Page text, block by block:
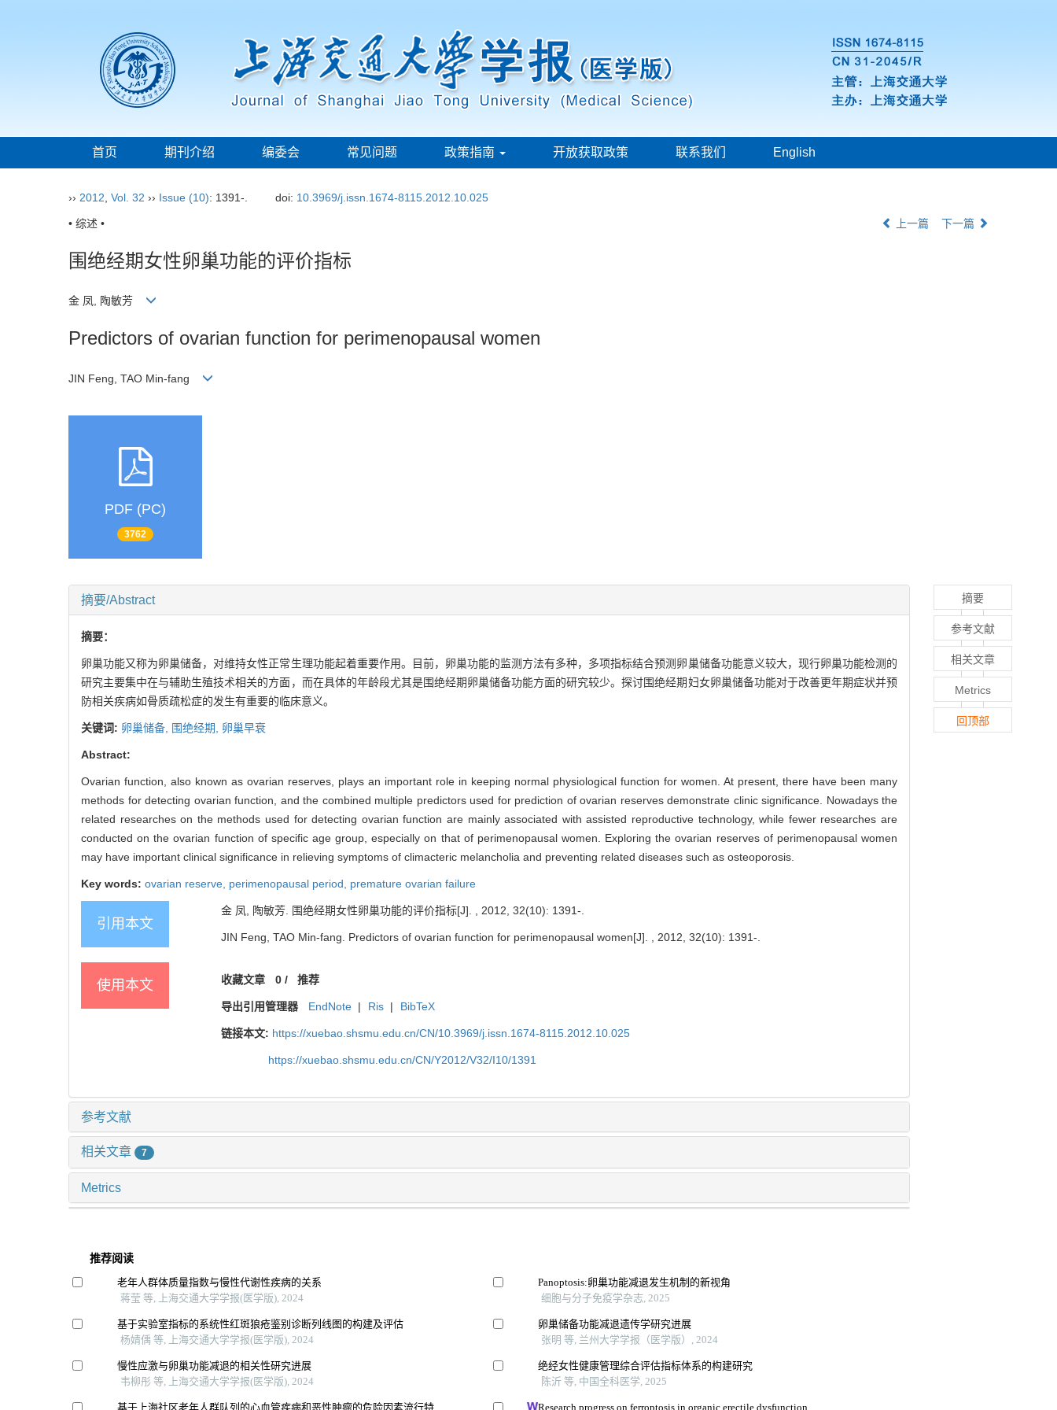
首页 期刊介绍 编委会 常见问题 政策指南 开放获取政策 联系我们 English
›› 2012 Vol. 32 ›› Issue (10): 1391-. doi: 10.3969/j.issn.1674-8115.2012.10.025
• 综述 • 上一篇 下一篇
围绝经期女性卵巢功能的评价指标
金 凤, 陶敏芳
Predictors of ovarian function for perimenopausal women
JIN Feng, TAO Min-fang
PDF (PC)
3762
摘要/Abstract
摘要：
卵巢功能又称为卵巢储备，对维持女性正常生理功能起着重要作用。目前，卵巢功能的监测方法有多种，多项指标结合预测卵巢储备功能意义较大，现行卵巢功能检测的
研究主要集中在与辅助生殖技术相关的方面，而在具体的年龄段尤其是围绝经期卵巢储备功能方面的研究较少。探讨围绝经期妇女卵巢储备功能对于改善更年期症状并预
防相关疾病如骨质疏松症的发生有重要的临床意义。
关键词: 卵巢储备, 围绝经期, 卵巢早衰
Abstract:
Ovarian function, also known as ovarian reserves, plays an important role in keeping normal physiological function for women. At present, there have been many
methods for detecting ovarian function, and the combined multiple predictors used for prediction of ovarian reserves demonstrate clinic significance. Nowadays the
related researches on the methods used for detecting ovarian function are mainly associated with assisted reproductive technology, while fewer researches are
conducted on the ovarian function of specific age group, especially on that of perimenopausal women. Exploring the ovarian reserves of perimenopausal women
may have important clinical significance in relieving symptoms of climacteric melancholia and preventing related diseases such as osteoporosis.
Key words: ovarian reserve, perimenopausal period, premature ovarian failure
引用本文
金 凤, 陶敏芳. 围绝经期女性卵巢功能的评价指标[J]. , 2012, 32(10): 1391-.
JIN Feng, TAO Min-fang. Predictors of ovarian function for perimenopausal women[J]. , 2012, 32(10): 1391-.
使用本文 收藏文章 0/ 推荐
导出引用管理器 EndNote | Ris | BibTeX
链接本文: https://xuebao.shsmu.edu.cn/CN/10.3969/j.issn.1674-8115.2012.10.025
https://xuebao.shsmu.edu.cn/CN/Y2012/V32/I10/1391
参考文献
相关文章 7
Metrics
推荐阅读
老年人群体质量指数与慢性代谢性疾病的关系
蒋莹 等, 上海交通大学学报(医学版), 2024
基于实验室指标的系统性红斑狼疮鉴别诊断列线图的构建及评估
杨婧偊 等, 上海交通大学学报(医学版), 2024
慢性应激与卵巢功能减退的相关性研究进展
韦柳彤 等, 上海交通大学学报(医学版), 2024
基于上海社区老年人群队列的心血管疾病和恶性肿瘤的危险因素流行特
Panoptosis:卵巢功能减退发生机制的新视角
细胞与分子免疫学杂志, 2025
卵巢储备功能减退遗传学研究进展
张明 等, 兰州大学学报（医学版）, 2024
绝经女性健康管理综合评估指标体系的构建研究
陈沂 等, 中国全科医学, 2025
Research progress on ferroptosis in organic erectile dysfunction
摘要
参考文献
相关文章
Metrics
回顶部